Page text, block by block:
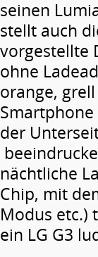
seinen
stellt auch
vorgestellte
ohne
orange,
der
nächtliche
Chip, mit
Modus etc.)
ein LG G3